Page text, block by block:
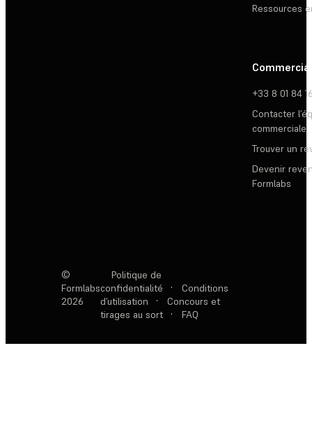
Ressources
Commercial
+33 8 01 84
Contacter
commerciale
Trouver un
Devenir
Formlabs
©
Formlabs
2026
Politique de
confidentialité
·
Conditions
d’utilisation
·
Concours et
tirages au sort
· FAQ